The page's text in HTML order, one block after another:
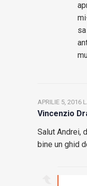
Vincenzio
APRILIE 5, 2016
Salut Andrei,
bine un ghid